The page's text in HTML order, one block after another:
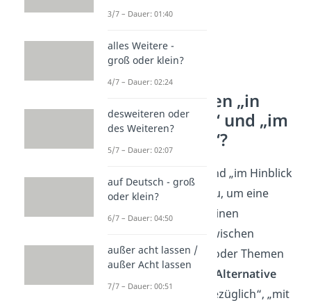
Was bedeuten „in
Hinblick auf“ und „im
Hinblick auf“?
„In Hinblick auf“ und „im Hinblick
auf“ verwendest du, um eine
Verbindung oder einen
zwischen
mehreren Dingen oder Themen
Alternative
kannst du auch „bezüglich“, „mit
3/7 – Dauer: 01:40
alles Weitere -
groß oder klein?
4/7 – Dauer: 02:24
desweiteren oder
des Weiteren?
5/7 – Dauer: 02:07
auf Deutsch - groß
oder klein?
6/7 – Dauer: 04:50
außer acht lassen /
außer Acht lassen
7/7 – Dauer: 00:51